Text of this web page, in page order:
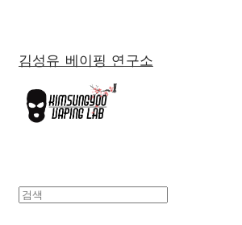
김성유 베이핑 연구소